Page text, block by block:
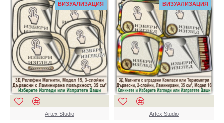
ВИЗУАЛИЗАЦИЯ
Artex Studio
ВИЗУАЛИЗАЦИЯ
Artex Studio